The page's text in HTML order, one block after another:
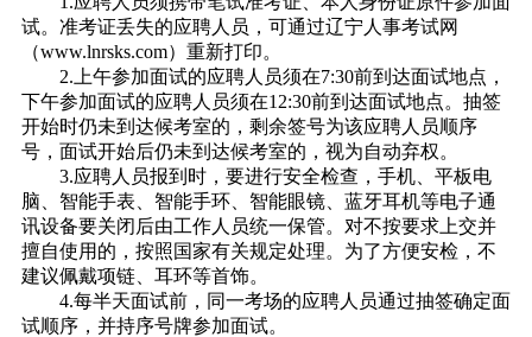
试。准考证丢失的应聘人员，可通过辽宁人事考试网
（www.lnrsks.com）重新打印。
2.上午参加面试的应聘人员须在7:30前到达面试地点，
下午参加面试的应聘人员须在12:30前到达面试地点。抽签
开始时仍未到达候考室的，剩余签号为该应聘人员顺序
号，面试开始后仍未到达候考室的，视为自动弃权。
3.应聘人员报到时，要进行安全检查，手机、平板电
脑、智能手表、智能手环、智能眼镜、蓝牙耳机等电子通
讯设备要关闭后由工作人员统一保管。对不按要求上交并
擅自使用的，按照国家有关规定处理。为了方便安检，不
建议佩戴项链、耳环等首饰。
4.每半天面试前，同一考场的应聘人员通过抽签确定面
试顺序，并持序号牌参加面试。